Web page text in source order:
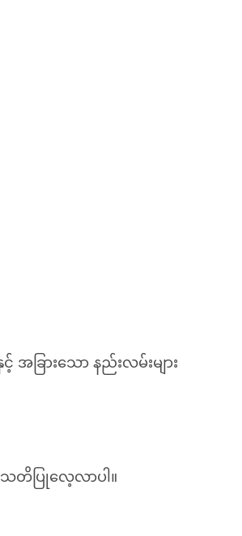
ခြားသော နည်းလမ်းများ
တိပြုလေ့လာပါ။